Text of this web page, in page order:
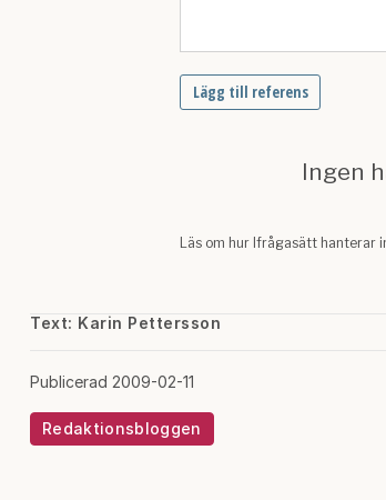
Text: Karin Pettersson
Publicerad 2009-02-11
Redaktionsbloggen